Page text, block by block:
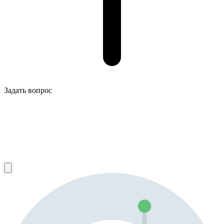
Задать вопрос